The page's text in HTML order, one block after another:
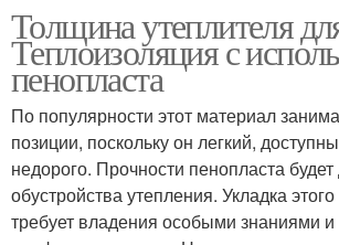
Толщина утеплителя
Теплоизоляция с
пенопласта
По популярности этот материал
позиции, поскольку он легкий,
недорого. Прочности пенопласта
обустройства утепления. Укладка
требует владения особыми знаниями и